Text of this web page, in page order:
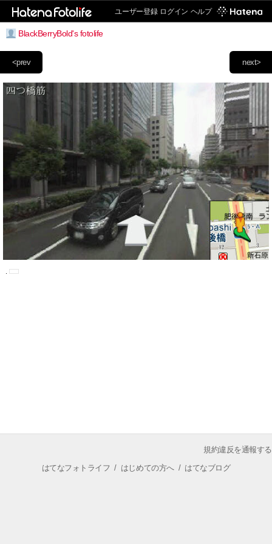
ユーザー登録 ログイン ヘルプ
BlackBerryBold's fotolife
next>
<prev
規約違反を通報する
はてなフォトライフ / はじめての方へ/ はてなブログ